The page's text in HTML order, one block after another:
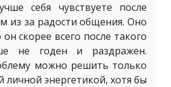
себя чувствуете после
из за радости общения. Оно
скорее всего после такого
не годен и раздражен.
можно решить только
личной энергетикой, хотя бы